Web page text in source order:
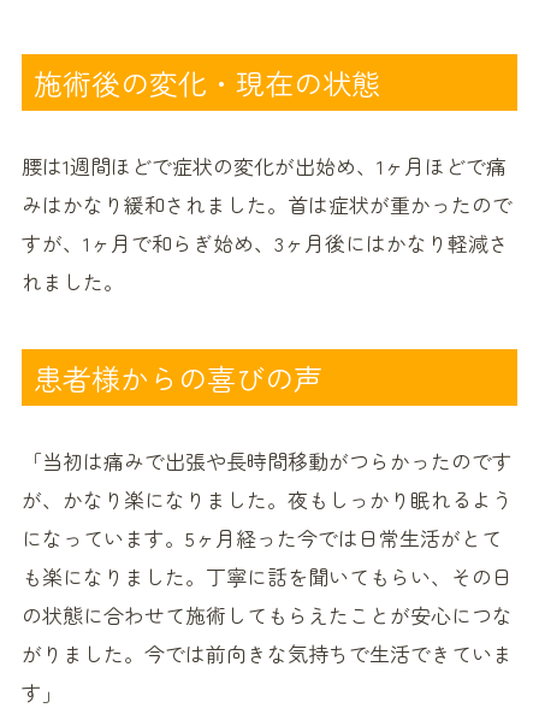
施術後の変化・現在の状態
腰は1週間ほどで症状の変化が出始め、1ヶ月ほどで痛
みはかなり緩和されました。首は症状が重かったので
すが、1ヶ月で和らぎ始め、3ヶ月後にはかなり軽減さ
れました。
患者様からの喜びの声
「当初は痛みで出張や長時間移動がつらかったのです
が、かなり楽になりました。夜もしっかり眠れるよう
になっています。5ヶ月経った今では日常生活がとて
も楽になりました。丁寧に話を聞いてもらい、その日
の状態に合わせて施術してもらえたことが安心につな
がりました。今では前向きな気持ちで生活できていま
す」